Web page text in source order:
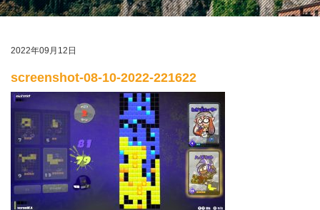
2022年09月12日
screenshot-08-10-2022-221622